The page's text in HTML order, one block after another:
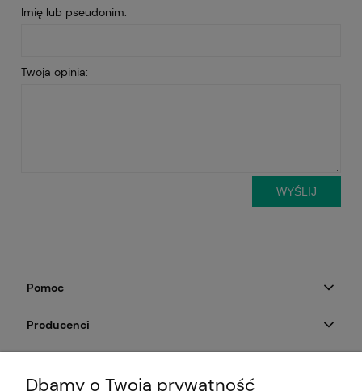
Imię lub pseudonim:
Twoja opinia:
WYŚLIJ
Pomoc
Producenci
Dbamy o Twoją prywatność